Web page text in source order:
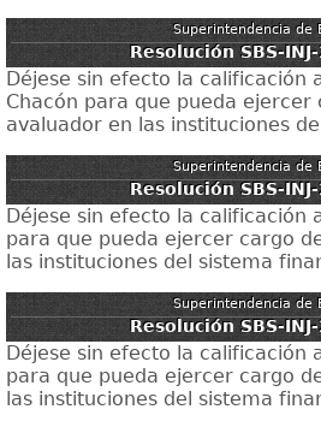
Superintendencia de
Resolución SBS-
Déjese sin efecto la calificación
Chacón para que pueda ejercer
avaluador en las instituciones
Superintendencia de
Resolución SBS-
Déjese sin efecto la calificación
para que pueda ejercer cargo
las instituciones del sistema
Superintendencia de
Resolución SBS-
Déjese sin efecto la calificación
para que pueda ejercer cargo
las instituciones del sistema